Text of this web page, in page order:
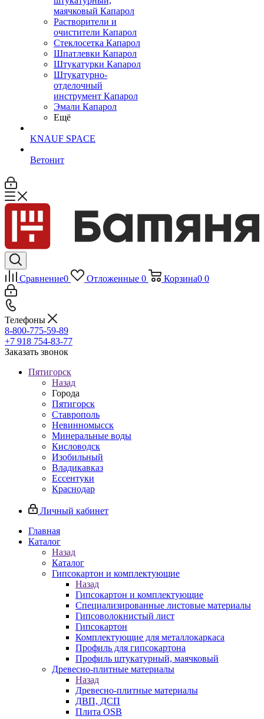
маячковый Капарол
Растворители и
очистители Капарол
Cтеклосетка Капарол
Шпатлевки Капарол
Штукатурки Капарол
Штукатурно-
отделочный
инструмент Капарол
Эмали Капарол
Ещё
KNAUF SPACE
Ветонит
Сравнение0 Отложенные 0 Корзина0 0
Телефоны
8-800-775-59-89
+7 918 754-83-77
Заказать звонок
Пятигорск
Назад
Города
Пятигорск
Ставрополь
Невинномысск
Минеральные воды
Кисловодск
Изобильный
Владикавказ
Ессентуки
Краснодар
Личный кабинет
Главная
Каталог
Назад
Каталог
Гипсокартон и комплектующие
Назад
Гипсокартон и комплектующие
Специализированные листовые материалы
Гипсоволокнистый лист
Гипсокартон
Комплектующие для металлокаркаса
Профиль для гипсокартона
Профиль штукатурный, маячковый
Древесно-плитные материалы
Назад
Древесно-плитные материалы
ДВП, ДСП
Плита OSB